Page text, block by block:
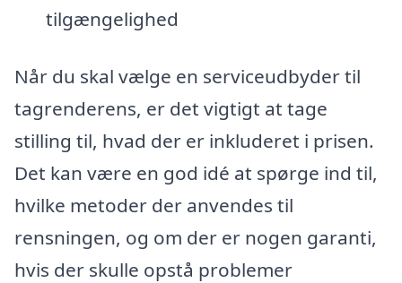
tilgængelighed
Når du skal vælge en serviceudbyder til
tagrenderens, er det vigtigt at tage
stilling til, hvad der er inkluderet i prisen.
Det kan være en god idé at spørge ind til,
hvilke metoder der anvendes til
rensningen, og om der er nogen garanti,
hvis der skulle opstå problemer